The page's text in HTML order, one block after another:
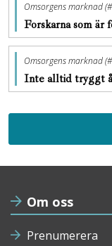
Omsorgens marknad
Forskarna som är
Omsorgens marknad
Inte alltid tryggt
Om oss
Prenumerera